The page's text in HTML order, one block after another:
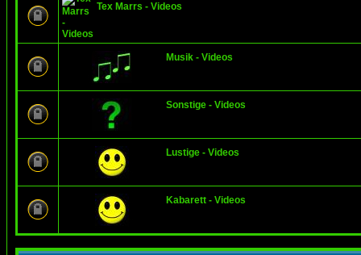
Tex Marrs - Videos
Musik - Videos
Sonstige - Videos
Lustige - Videos
Kabarett - Videos